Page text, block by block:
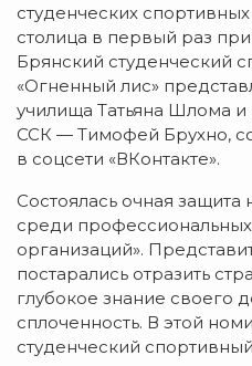
студенческих
столица в первый раз
Брянский студенческий
«Огненный лис»
училища Татьяна Шлома и
ССК — Тимофей Брухно,
в соцсети «ВКонтакте».
Состоялась очная
среди
организаций».
постарались отразить
глубокое знание своего
сплоченность. В этой
студенческий